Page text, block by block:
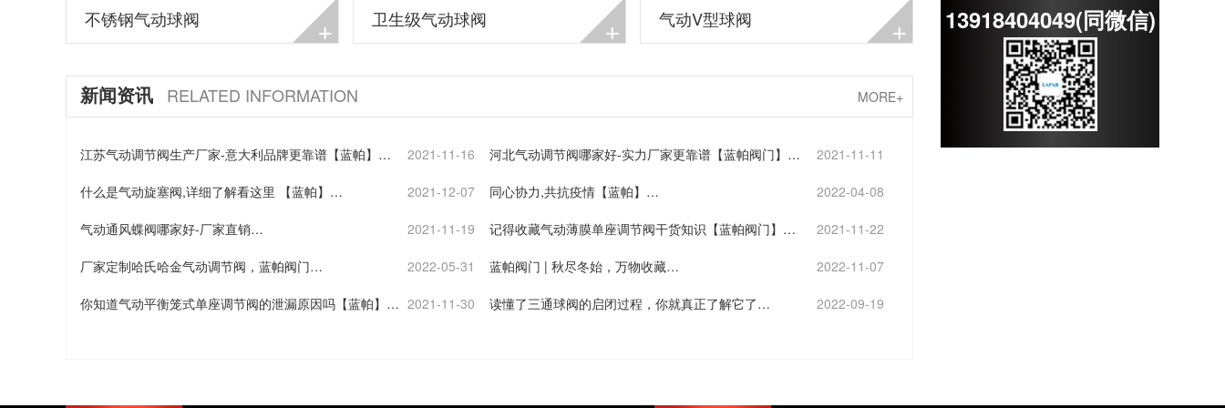
不锈钢气动球阀 + 卫生级气动球阀 + 气动V型球阀 +
新闻资讯 RELATED INFORMATION MORE+
江苏气动调节阀生产厂家-意大利品牌更靠谱【蓝帕】… 2021-11-16 河北气动调节阀哪家好-实力厂家更靠谱【蓝帕阀门】… 2021-11-11
什么是气动旋塞阀,详细了解看这里 【蓝帕】… 2021-12-07 同心协力,共抗疫情【蓝帕】… 2022-04-08
气动通风蝶阀哪家好-厂家直销… 2021-11-19 记得收藏气动薄膜单座调节阀干货知识【蓝帕阀门】… 2021-11-22
厂家定制哈氏哈金气动调节阀，蓝帕阀门… 2022-05-31 蓝帕阀门 | 秋尽冬始，万物收藏… 2022-11-07
你知道气动平衡笼式单座调节阀的泄漏原因吗【蓝帕】… 2021-11-30 读懂了三通球阀的启闭过程，你就真正了解它了… 2022-09-19
13918404049(同微信)